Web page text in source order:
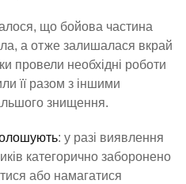
що бойова частина
а отже залишалася вкрай
провели необхідні роботи
її разом з іншими
знищення.
: у разі виявлення
категорично заборонено
або намагатися